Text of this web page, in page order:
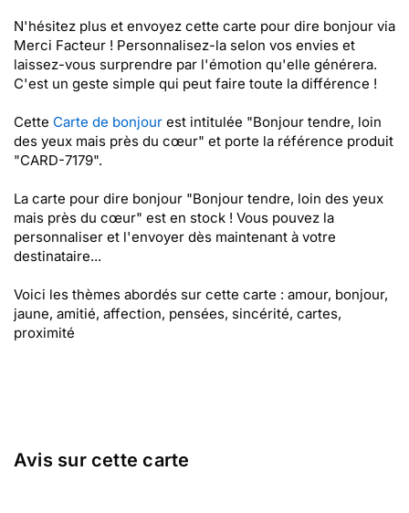
N'hésitez plus et envoyez cette carte pour dire bonjour via
Merci Facteur ! Personnalisez-la selon vos envies et
laissez-vous surprendre par l'émotion qu'elle générera.
C'est un geste simple qui peut faire toute la différence !
Cette Carte de bonjour est intitulée "Bonjour tendre, loin
des yeux mais près du cœur" et porte la référence produit
"CARD-7179".
La carte pour dire bonjour "Bonjour tendre, loin des yeux
mais près du cœur" est en stock ! Vous pouvez la
personnaliser et l'envoyer dès maintenant à votre
destinataire...
Voici les thèmes abordés sur cette carte : amour, bonjour,
jaune, amitié, affection, pensées, sincérité, cartes,
proximité
Avis sur cette carte